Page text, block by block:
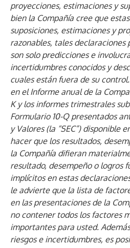
proyecciones, estimaciones y
bien la Compañía cree que
suposiciones, estimaciones y
razonables, tales declaraciones
son solo predicciones e
incertidumbres conocidos y
cuales están fuera de su
en el Informe anual de la
K y los informes trimestrales
Formulario 10-Q presentados
y Valores (la “SEC”) disponible
hacer que los resultados,
la Compañía difieran
resultado, desempeño o logros
implícitos en estas
le advierte que la lista de
en las presentaciones de la
no contener todos los factores
importantes para usted.
riesgos e incertidumbres, es